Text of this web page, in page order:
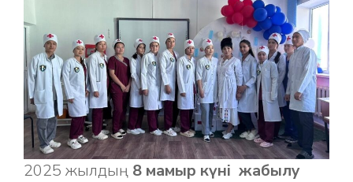
2025 жылдың 8 мамыр күні жабылу